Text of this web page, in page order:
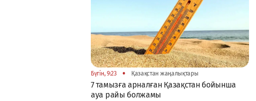
Бүгін, 9:23 • Қазақстан жаңалықтары
7 тамызға арналған Қазақстан бойынша
ауа райы болжамы